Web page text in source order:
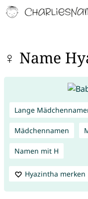
♀ Name
Lange
Mädchennamen
Namen mit H
Hyazintha merken